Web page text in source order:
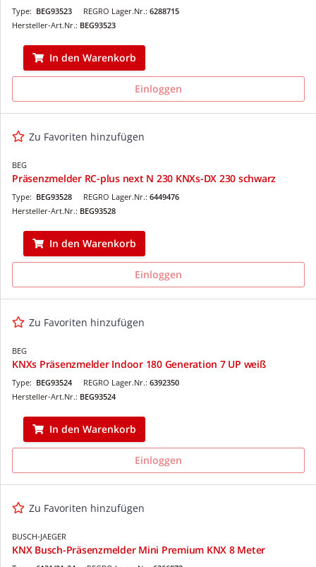
REGRO Lager.Nr.: 6288715
Type: BEG93523
Hersteller-Art.Nr.: BEG93523
In den Warenkorb
Einloggen
Zu Favoriten hinzufügen
BEG
Präsenzmelder RC-plus next N 230 KNXs-DX 230 schwarz
REGRO Lager.Nr.: 6449476
Type: BEG93528
Hersteller-Art.Nr.: BEG93528
In den Warenkorb
Einloggen
Zu Favoriten hinzufügen
BEG
KNXs Präsenzmelder Indoor 180 Generation 7 UP weiß
REGRO Lager.Nr.: 6392350
Type: BEG93524
Hersteller-Art.Nr.: BEG93524
In den Warenkorb
Einloggen
Zu Favoriten hinzufügen
BUSCH-JAEGER
KNX Busch-Präsenzmelder Mini Premium KNX 8 Meter